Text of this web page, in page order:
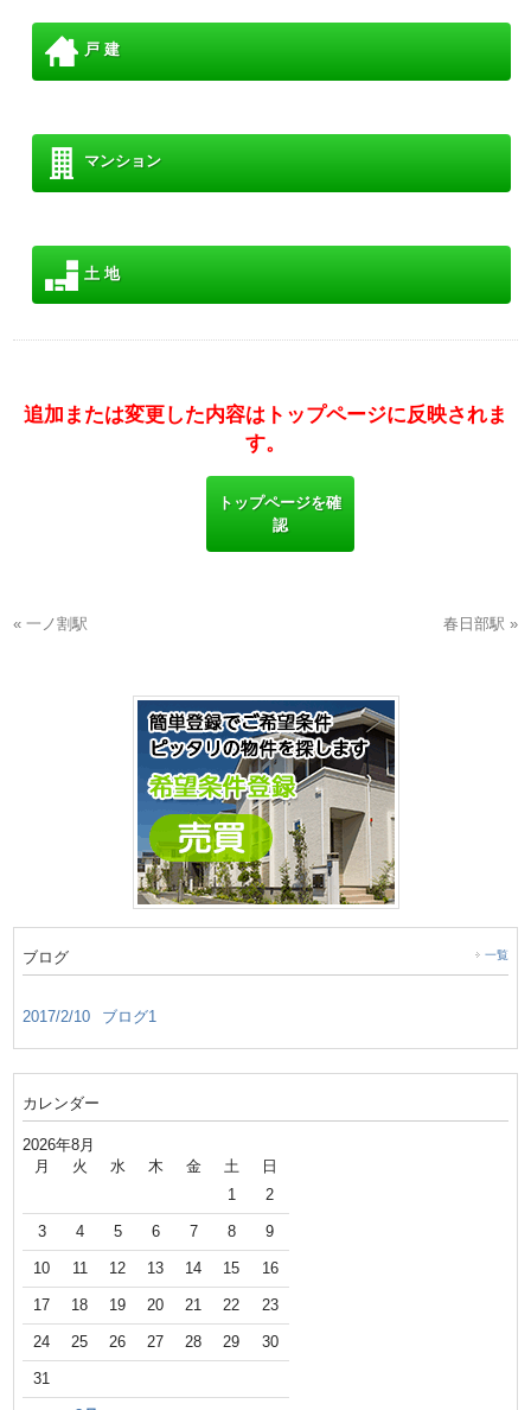
戸 建
マンション
土 地
追加または変更した内容はトップページに反映されま
す。
トップページを確
認
« 一ノ割駅 春日部駅 »
ブログ 一覧
2017/2/10 ブログ1
カレンダー
2026年8月
月 火 水 木 金 土 日
1 2
3 4 5 6 7 8 9
10 11 12 13 14 15 16
17 18 19 20 21 22 23
24 25 26 27 28 29 30
31